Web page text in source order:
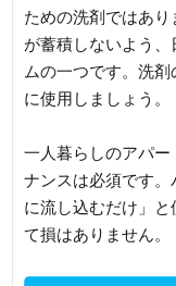
ための洗剤ではあ
が蓄積しないよう
ムの一つです。洗
に使用しましょう。
一人暮らしのアパ
ナンスは必須です
に流し込むだけ」
て損はありません。